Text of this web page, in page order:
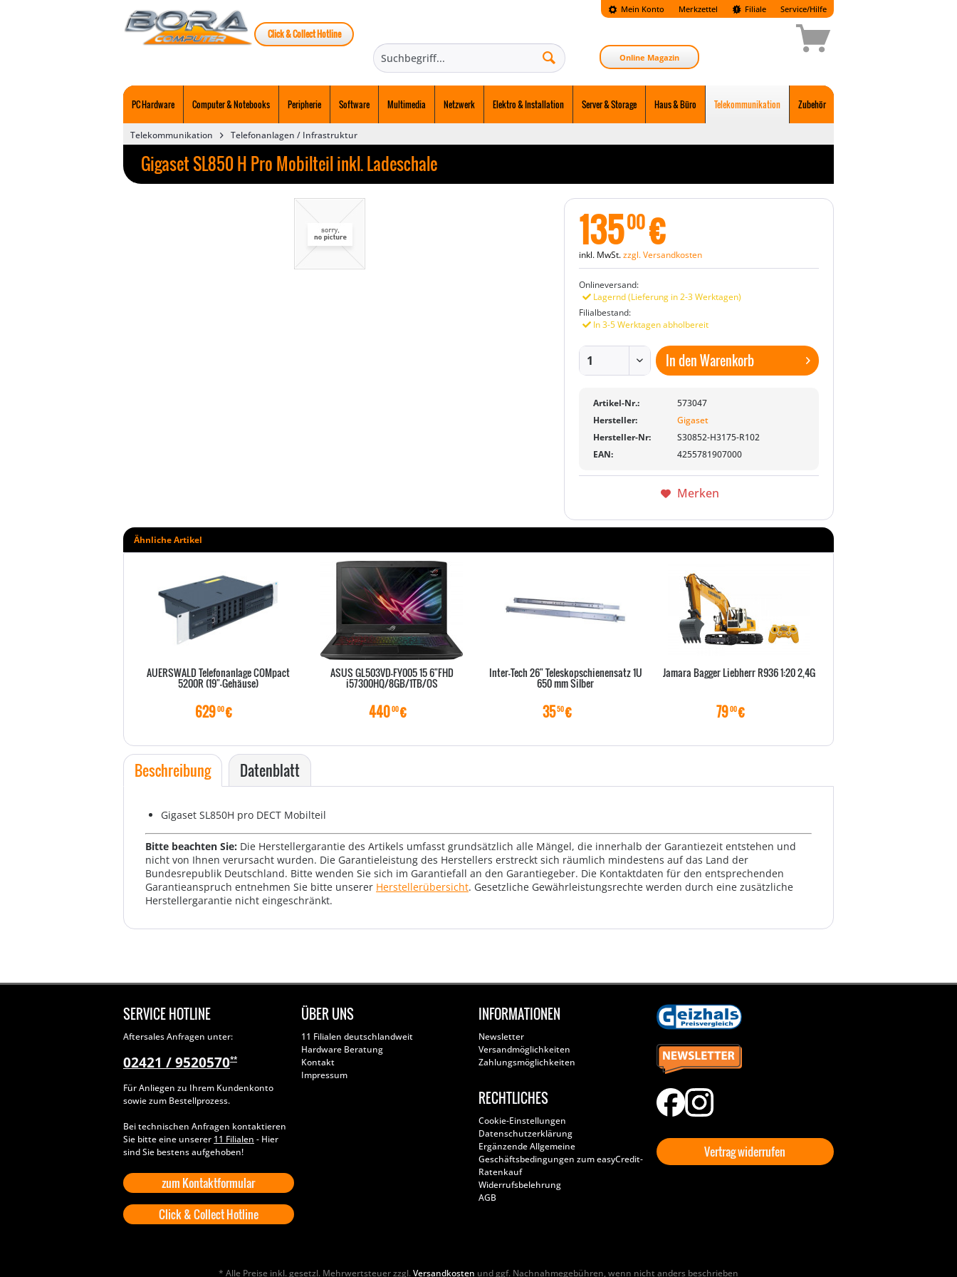
Mein Konto Merkzettel
Click & Collect Hotline
Filiale Service/Hilfe
Online Magazin
PC Hardware Computer & Notebooks Peripherie Software Multimedia Netzwerk Elektro & Installation Server & Storage Haus & Büro Telekommunikation Zubehör
Telekommunikation Telefonanlagen / Infrastruktur
Gigaset SL850 H Pro Mobilteil inkl. Ladeschale
13500€
inkl. MwSt.zzgl. Versandkosten
Onlineversand:
Lagernd (Lieferung in 2-3 Werktagen)
Filialbestand:
In 3-5 Werktagen abholbereit
In denWarenkorb
Artikel-Nr.:
573047
Hersteller:
Gigaset
Hersteller-Nr:
S30852-H3175-R102
EAN:
4255781907000
Merken
Ähnliche Artikel
AUERSWALD Telefonanlage COMpact
5200R (19"-Gehäuse)
62900€
ASUS GL503VD-FY005 15 6"FHD
i57300HQ/8GB/1TB/OS
44000€
Inter-Tech 26" Teleskopschienensatz 1U
650 mm Silber
3550€
Jamara Bagger Liebherr R936 1:20 2,4G
7900€
Beschreibung Datenblatt
Gigaset SL850H pro DECT Mobilteil
Bitte beachten Sie: Die Herstellergarantie des Artikels umfasst grundsätzlich alle Mängel, die innerhalb der Garantiezeit entstehen und
nicht von Ihnen verursacht wurden. Die Garantieleistung des Herstellers erstreckt sich räumlich mindestens auf das Land der
Bundesrepublik Deutschland. Bitte wenden Sie sich im Garantiefall an den Garantiegeber. Die Kontaktdaten für den entsprechenden
Garantieanspruch entnehmen Sie bitte unserer Herstellerübersicht. Gesetzliche Gewährleistungsrechte werden durch eine zusätzliche
Herstellergarantie nicht eingeschränkt.
SERVICE HOTLINE
Aftersales Anfragen unter:
02421 / 9520570**
Für Anliegen zu Ihrem Kundenkonto
sowie zum Bestellprozess.
Bei technischen Anfragen kontaktieren
Sie bitte eine unserer 11 Filialen - Hier
sind Sie bestens aufgehoben!
zum Kontaktformular
Click & Collect Hotline
ÜBER UNS
11 Filialen deutschlandweit
Hardware Beratung
Kontakt
Impressum
INFORMATIONEN
Newsletter
Versandmöglichkeiten
Zahlungsmöglichkeiten
RECHTLICHES
Cookie-Einstellungen
Datenschutzerklärung
Ergänzende Allgemeine
Geschäftsbedingungen zum easyCredit-
Ratenkauf
Widerrufsbelehrung
AGB
Vertrag widerrufen
* Alle Preise inkl. gesetzl. Mehrwertsteuer zzgl.Versandkosten und ggf. Nachnahmegebühren, wenn nicht anders beschrieben